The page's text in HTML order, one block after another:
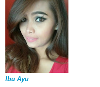
Ibu Ayu